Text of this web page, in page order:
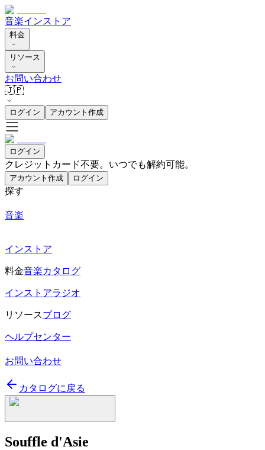
音楽インストア
料金
リソース
お問い合わせ
🇯🇵
ログイン アカウント作成
ログイン
クレジットカード不要。いつでも解約可能。
アカウント作成 ログイン
探す
音楽
インストア
料金音楽カタログ
インストアラジオ
リソースブログ
ヘルプセンター
お問い合わせ
カタログに戻る
Souffle d'Asie